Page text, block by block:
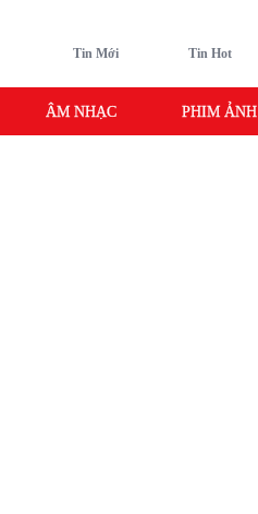
Tin Mới Tin Hot
ÂM NHẠC PHIM ẢNH